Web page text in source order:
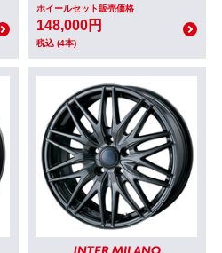
ホイールセット販売価格
148,000円
税込 (4本)